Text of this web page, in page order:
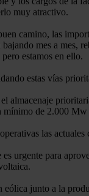
muy atractivo.
camino, las
bajando mes a mes,
estamos en ello.
estas vías
el almacenaje
mínimo de 2.000
las actuales
es urgente para
eólica junto a la